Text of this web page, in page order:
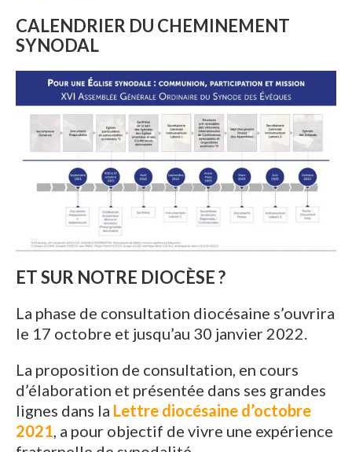
CALENDRIER DU CHEMINEMENT
SYNODAL
ET SUR NOTRE DIOCÈSE ?
La phase de consultation diocésaine s’ouvrira
le 17 octobre et jusqu’au 30 janvier 2022.
La proposition de consultation, en cours
d’élaboration et présentée dans ses grandes
lignes dans la Lettre diocésaine d’octobre
2021 , a pour objectif de vivre une expérience